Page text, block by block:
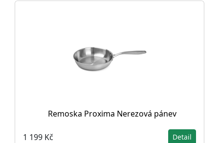
Remoska Proxima Nerezová pánev
1 199 Kč Detail